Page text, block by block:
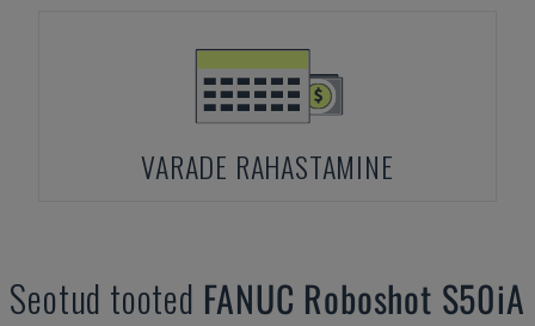
VARADE RAHASTAMINE
Seotud tooted FANUC Roboshot S50iA